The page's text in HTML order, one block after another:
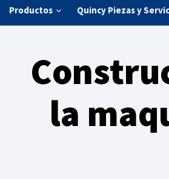
Productos Quincy Piezas y
la